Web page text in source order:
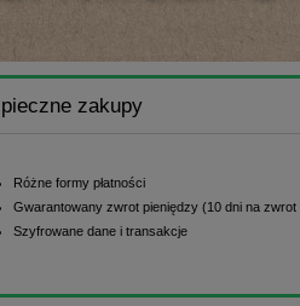
zakupy
Różne formy płatności
Gwarantowany zwrot pieniędzy (10 dni na zwrot
Szyfrowane dane i transakcje